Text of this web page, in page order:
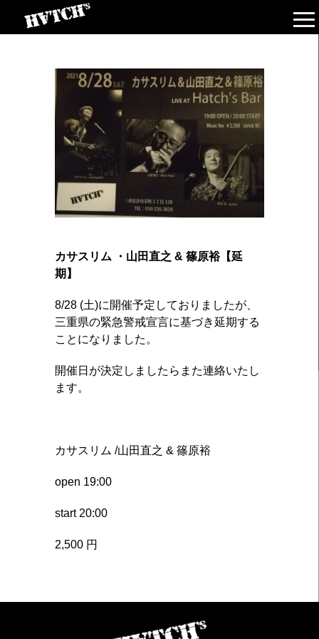
カサスリム ・山田直之 & 篠原裕【延
期】
8/28 (土)に開催予定しておりましたが、
三重県の緊急警戒宣言に基づき延期する
ことになりました。
開催日が決定しましたらまた連絡いたし
ます。
カサスリム /山田直之 & 篠原裕
open 19:00
start 20:00
2,500 円